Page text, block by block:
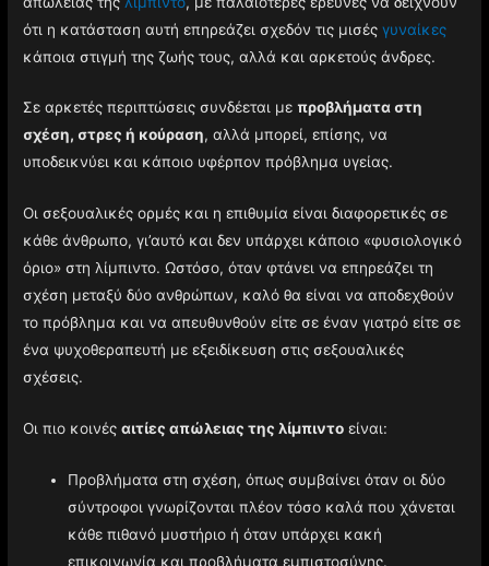
ότι η κατάσταση αυτή επηρεάζει σχεδόν τις μισέςγυναίκες
κάποια στιγμή της ζωής τους, αλλά και αρκετούς άνδρες.
Σε αρκετές περιπτώσεις συνδέεται μεπροβλήματα στη
σχέση, στρες ή κούραση, αλλά μπορεί, επίσης, να
υποδεικνύει και κάποιο υφέρπον πρόβλημα υγείας.
Οι σεξουαλικές ορμές και η επιθυμία είναι διαφορετικές σε
κάθε άνθρωπο, γι’αυτό και δεν υπάρχει κάποιο «φυσιολογικό
όριο» στη λίμπιντο. Ωστόσο, όταν φτάνει να επηρεάζει τη
σχέση μεταξύ δύο ανθρώπων, καλό θα είναι να αποδεχθούν
το πρόβλημα και να απευθυνθούν είτε σε έναν γιατρό είτε σε
ένα ψυχοθεραπευτή με εξειδίκευση στις σεξουαλικές
σχέσεις.
Οι πιο κοινέςαιτίες απώλειας της λίμπιντο είναι:
Προβλήματα στη σχέση, όπως συμβαίνει όταν οι δύο
σύντροφοι γνωρίζονται πλέον τόσο καλά που χάνεται
κάθε πιθανό μυστήριο ή όταν υπάρχει κακή
επικοινωνία και προβλήματα εμπιστοσύνης.